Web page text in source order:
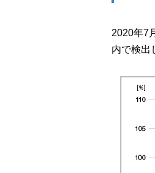
2020年7
内で検出